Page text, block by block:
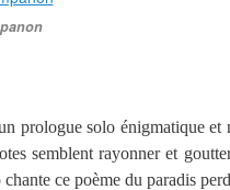
prologue solo énigmatique et
semblent rayonner et
ce poème du paradis